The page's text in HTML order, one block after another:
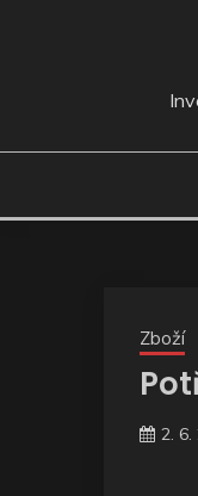
Zboží
2. 6.